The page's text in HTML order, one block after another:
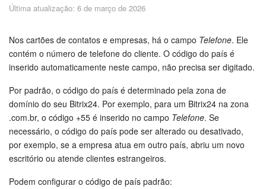
Como Começar?
Feed
Messenger
Bitrix24 Collabs
Calendário
Bitrix24 Drive
E-mail
Última atualização: 6 de março de 2026
Nos cartões de contatos e empresas, há o campo Telefone. Ele
contém o número de telefone do cliente. O código do país é
inserido automaticamente neste campo, não precisa ser digitado.
Por padrão, o código do país é determinado pela zona de
domínio do seu Bitrix24. Por exemplo, para um Bitrix24 na zona
.com.br, o código +55 é inserido no campo Telefone. Se
necessário, o código do país pode ser alterado ou desativado,
por exemplo, se a empresa atua em outro país, abriu um novo
escritório ou atende clientes estrangeiros.
Podem configurar o código de país padrão: